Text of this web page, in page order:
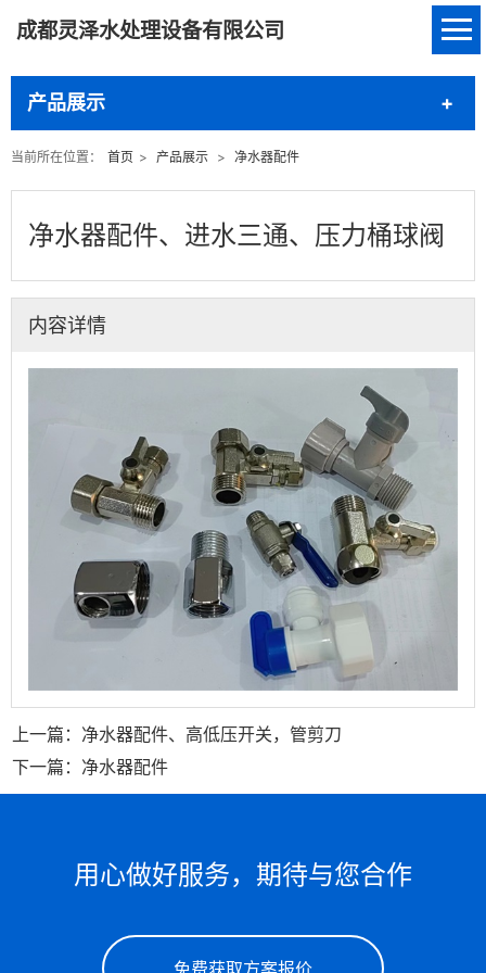
成都灵泽水处理设备有限公司
产品展示
当前所在位置： 首页 > 产品展示 > 净水器配件
净水器配件、进水三通、压力桶球阀
内容详情
上一篇：净水器配件、高低压开关，管剪刀
下一篇：净水器配件
用心做好服务，期待与您合作
免费获取方案报价